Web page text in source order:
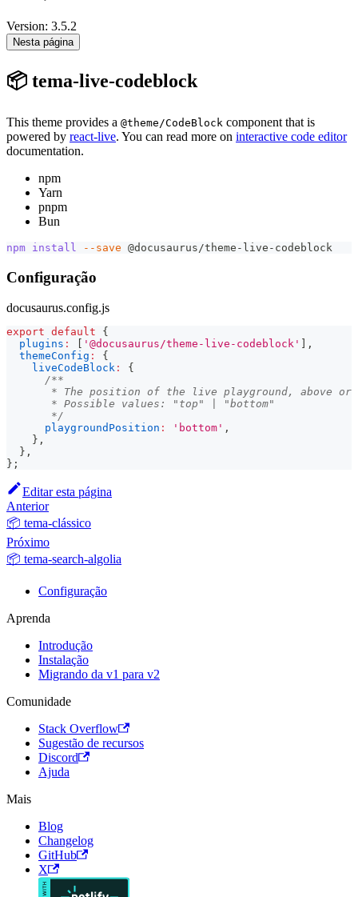
Version: 3.5.2
Nesta página
📦 tema-live-codeblock
This theme provides a @theme/CodeBlock component that is
powered by react-live. You can read more on interactive code editor
documentation.
npm
Yarn
pnpm
Bun
npm install --save @docusaurus/theme-live-codeblock
Configuração
docusaurus.config.js
export default
{
plugins : '@docusaurus/theme-live-codeblock'
,
themeConfig :
{
liveCodeBlock :
{
/**
* The position of the live playground, above or
       * Possible values: "top" | "bottom"
       */
playgroundPosition : 'bottom' ,
} ,
} ,
} ;
Editar esta página
Anterior
📦 tema-clássico
Próximo
📦 tema-search-algolia
Configuração
Aprenda
Introdução
Instalação
Migrando da v1 para v2
Comunidade
Stack Overflow
Sugestão de recursos
Discord
Ajuda
Mais
Blog
Changelog
GitHub
X